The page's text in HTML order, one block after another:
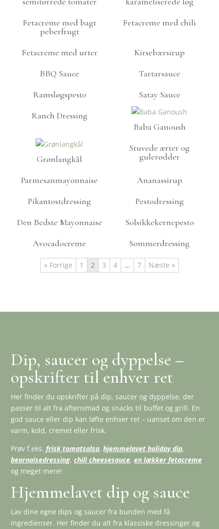
Fetacreme med bagt
peberfrugt
Fetacreme med chili
Fetacreme med urter
Kirsebærsirup
BBQ Sauce
Tartarsauce
Ramsløgspesto
Satay Sauce
Ranch Dressing
Baba Ganoush
Grønlangkål
Stuvede ærter og
gulerødder
Parmesanmayonnaise
Ananassirup
Pikantostdressing
Pestodressing
Den Bedste Mayonnaise
Solsikkekernepesto
Avocadocreme
Sommerdressing
« Forrige 1 2 3 4 … 7 Næste »
Dip, saucer og dyppelse –
opskrifter til enhver ret
Her finder du opskrifter på dip, saucer og dyppelse, der
passer til alt fra aftensmad og snacks til buffet og grill. En
god sauce eller dip kan løfte enhver ret – uanset om den er
varm, kold, cremet eller frisk.
Prøv f.eks.frisk tomatsalsa,hjemmelavet holiday dip,
bearnaisedressing,chili cheesesauce,en lækker fetacreme
og meget mere!
Hjemmelavet dip og sauce
Lav dine egne dips og saucer fra bunden med få
ingredienser. Her finder du alt fra klassiske dressinger og